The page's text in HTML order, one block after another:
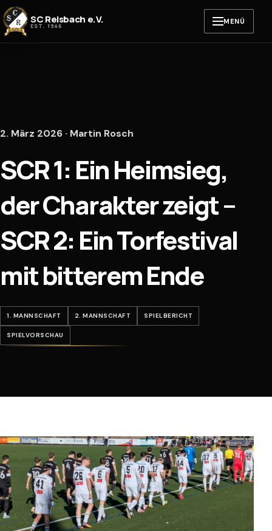
Zum Inhalt springen
SC Reisbach e.V.
EST. 1946 MENÜ
2. März 2026 · Martin Rosch
SCR 1: Ein Heimsieg,
der Charakter zeigt –
SCR 2: Ein Torfestival
mit bitterem Ende
1. MANNSCHAFT 2. MANNSCHAFT SPIELBERICHT
SPIELVORSCHAU